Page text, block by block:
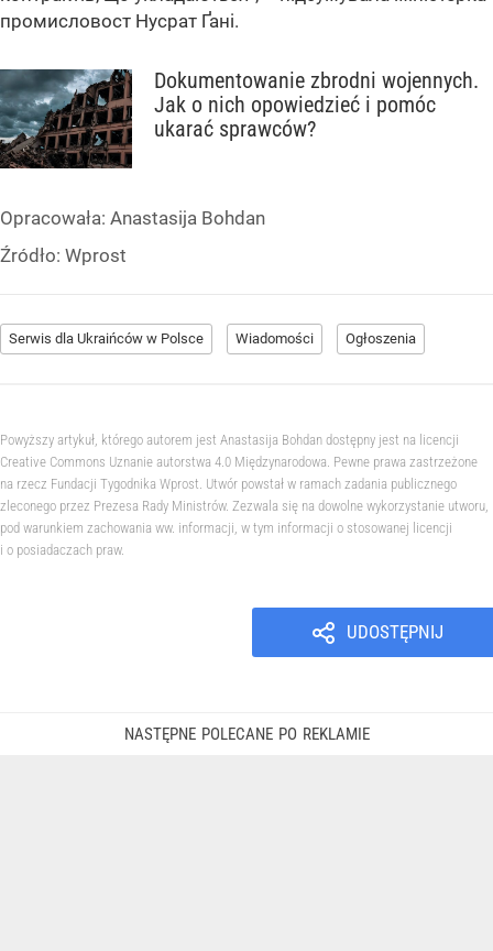
промисловост Нусрат Ґані.
Dokumentowanie zbrodni wojennych.
Jak o nich opowiedzieć i pomóc
ukarać sprawców?
Opracowała: Anastasija Bohdan
Źródło: Wprost
Serwis dla Ukraińców w Polsce Wiadomości Ogłoszenia
Powyższy artykuł, którego autorem jest Anastasija Bohdan dostępny jest na licencji
Creative Commons Uznanie autorstwa 4.0 Międzynarodowa. Pewne prawa zastrzeżone
na rzecz Fundacji Tygodnika Wprost. Utwór powstał w ramach zadania publicznego
zleconego przez Prezesa Rady Ministrów. Zezwala się na dowolne wykorzystanie utworu,
pod warunkiem zachowania ww. informacji, w tym informacji o stosowanej licencji
i o posiadaczach praw.
UDOSTĘPNIJ